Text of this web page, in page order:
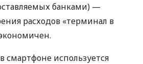
банками) —
расходов «терминал в
используется